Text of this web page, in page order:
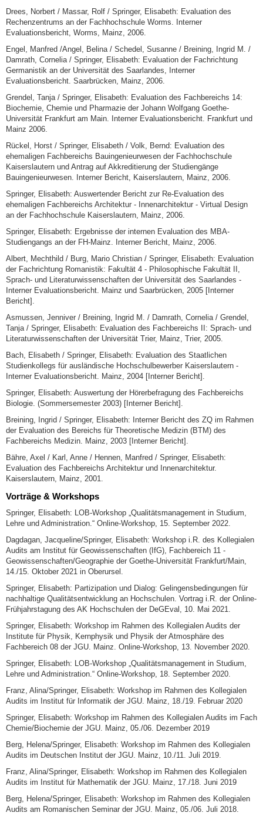
Drees, Norbert / Massar, Rolf / Springer, Elisabeth: Evaluation des
Rechenzentrums an der Fachhochschule Worms. Interner
Evaluationsbericht, Worms, Mainz, 2006.
Engel, Manfred /Angel, Belina / Schedel, Susanne / Breining, Ingrid M. /
Damrath, Cornelia / Springer, Elisabeth: Evaluation der Fachrichtung
Germanistik an der Universität des Saarlandes, Interner
Evaluationsbericht. Saarbrücken, Mainz, 2006.
Grendel, Tanja / Springer, Elisabeth: Evaluation des Fachbereichs 14:
Biochemie, Chemie und Pharmazie der Johann Wolfgang Goethe-
Universität Frankfurt am Main. Interner Evaluationsbericht. Frankfurt und
Mainz 2006.
Rückel, Horst / Springer, Elisabeth / Volk, Bernd: Evaluation des
ehemaligen Fachbereichs Bauingenieurwesen der Fachhochschule
Kaiserslautern und Antrag auf Akkreditierung der Studiengänge
Bauingenieurwesen. Interner Bericht, Kaiserslautern, Mainz, 2006.
Springer, Elisabeth: Auswertender Bericht zur Re-Evaluation des
ehemaligen Fachbereichs Architektur - Innenarchitektur - Virtual Design
an der Fachhochschule Kaiserslautern, Mainz, 2006.
Springer, Elisabeth: Ergebnisse der internen Evaluation des MBA-
Studiengangs an der FH-Mainz. Interner Bericht, Mainz, 2006.
Albert, Mechthild / Burg, Mario Christian / Springer, Elisabeth: Evaluation
der Fachrichtung Romanistik: Fakultät 4 - Philosophische Fakultät II,
Sprach- und Literaturwissenschaften der Universität des Saarlandes -
Interner Evaluationsbericht. Mainz und Saarbrücken, 2005 [Interner
Bericht].
Asmussen, Jenniver / Breining, Ingrid M. / Damrath, Cornelia / Grendel,
Tanja / Springer, Elisabeth: Evaluation des Fachbereichs II: Sprach- und
Literaturwissenschaften der Universität Trier, Mainz, Trier, 2005.
Bach, Elisabeth / Springer, Elisabeth: Evaluation des Staatlichen
Studienkollegs für ausländische Hochschulbewerber Kaiserslautern -
Interner Evaluationsbericht. Mainz, 2004 [Interner Bericht].
Springer, Elisabeth: Auswertung der Hörerbefragung des Fachbereichs
Biologie. (Sommersemester 2003) [Interner Bericht].
Breining, Ingrid / Springer, Elisabeth: Interner Bericht des ZQ im Rahmen
der Evaluation des Bereichs für Theoretische Medizin (BTM) des
Fachbereichs Medizin. Mainz, 2003 [Interner Bericht].
Bähre, Axel / Karl, Anne / Hennen, Manfred / Springer, Elisabeth:
Evaluation des Fachbereichs Architektur und Innenarchitektur.
Kaiserslautern, Mainz, 2001.
Vorträge & Workshops
Springer, Elisabeth: LOB-Workshop „Qualitätsmanagement in Studium,
Lehre und Administration.“ Online-Workshop, 15. September 2022.
Dagdagan, Jacqueline/Springer, Elisabeth: Workshop i.R. des Kollegialen
Audits am Institut für Geowissenschaften (IfG), Fachbereich 11 -
Geowissenschaften/Geographie der Goethe-Universität Frankfurt/Main,
14./15. Oktober 2021 in Oberursel.
Springer, Elisabeth: Partizipation und Dialog: Gelingensbedingungen für
nachhaltige Qualitätsentwicklung an Hochschulen. Vortrag i.R. der Online-
Frühjahrstagung des AK Hochschulen der DeGEval, 10. Mai 2021.
Springer, Elisabeth: Workshop im Rahmen des Kollegialen Audits der
Institute für Physik, Kernphysik und Physik der Atmosphäre des
Fachbereich 08 der JGU. Mainz. Online-Workshop, 13. November 2020.
Springer, Elisabeth: LOB-Workshop „Qualitätsmanagement in Studium,
Lehre und Administration.“ Online-Workshop, 18. September 2020.
Franz, Alina/Springer, Elisabeth: Workshop im Rahmen des Kollegialen
Audits im Institut für Informatik der JGU. Mainz, 18./19. Februar 2020
Springer, Elisabeth: Workshop im Rahmen des Kollegialen Audits im Fach
Chemie/Biochemie der JGU. Mainz, 05./06. Dezember 2019
Berg, Helena/Springer, Elisabeth: Workshop im Rahmen des Kollegialen
Audits im Deutschen Institut der JGU. Mainz, 10./11. Juli 2019.
Franz, Alina/Springer, Elisabeth: Workshop im Rahmen des Kollegialen
Audits im Institut für Mathematik der JGU. Mainz, 17./18. Juni 2019
Berg, Helena/Springer, Elisabeth: Workshop im Rahmen des Kollegialen
Audits am Romanischen Seminar der JGU. Mainz, 05./06. Juli 2018.